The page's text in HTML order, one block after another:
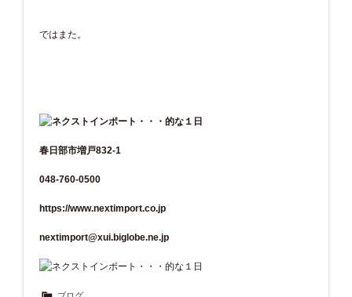
ではまた。
春日部市増戸832-1
048-760-0500
https://www.nextimport.co.jp
nextimport@xui.biglobe.ne.jp
ブログ